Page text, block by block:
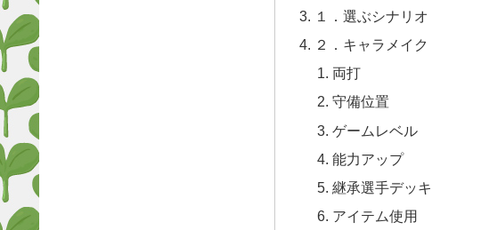
１．選ぶシナリオ
２．キャラメイク
両打
守備位置
ゲームレベル
能力アップ
継承選手デッキ
アイテム使用